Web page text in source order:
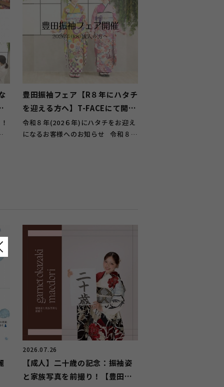
豊田振袖フェア【R８年にハタチ
を迎える方へ】T-FACEにて開
催！11月2日～4日
令和８年(202６年)にハタチをお迎え
になるお客様へのお知らせ 令和８年
2026.07.26
【成人】二十歳の記念：振袖姿
と家族写真を前撮り！【豊田